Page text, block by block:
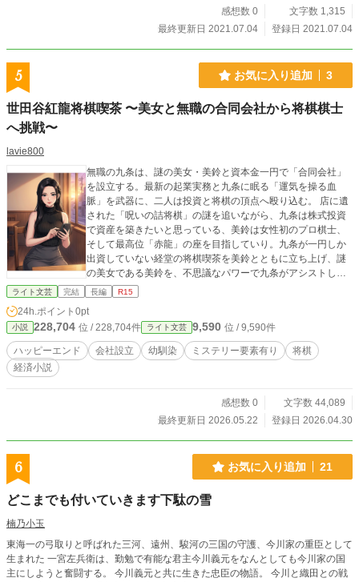
感想数 0
文字数 1,315
最終更新日 2021.07.04
登録日 2021.07.04
5 お気に入り追加 3
世田谷紅龍将棋喫茶 〜美女と無職の合同会社から将棋棋士
へ挑戦〜
lavie800
無職の九条は、謎の美女・美鈴と資本金一円で「合同会社」
を設立する。最新の起業実務と九条に眠る「運気を操る血
脈」を武器に、二人は投資と将棋の頂点へ殴り込む。 ​店に遺
された「呪いの詰将棋」の謎を追いながら、九条は株式投資
で資産を築きたいと思っている、美鈴は女性初のプロ棋士、
そして最高位「赤龍」の座を目指していり。九条が一円しか
出資していない経堂の将棋喫茶を美鈴とともに立ち上げ、謎
の美女である美鈴を、不思議なパワーで九条がアシストして
の夢を追うストーリ！
ライト文芸 完結 長編 R15
24h.ポイント 0pt
小説 228,704 位 / 228,704件 ライト文芸 9,590 位 / 9,590件
ハッピーエンド 会社設立 幼馴染 ミステリー要素有り
将棋
経済小説
感想数 0
文字数 44,089
最終更新日 2026.05.22
登録日 2026.04.30
6 お気に入り追加 21
どこまでも付いていきます下駄の雪
楠乃小玉
東海一の弓取りと呼ばれた三河、遠州、駿河の三国の守護、今川家の重臣として
生まれた 一宮左兵衛は、勤勉で有能な君主今川義元をなんとしても今川家の国
主にしようと奮闘する。 今川義元と共に生きた忠臣の物語。 今川と織田との戦